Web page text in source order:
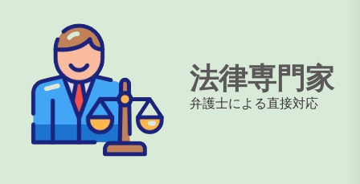
法律専門家
弁護士による直接対応